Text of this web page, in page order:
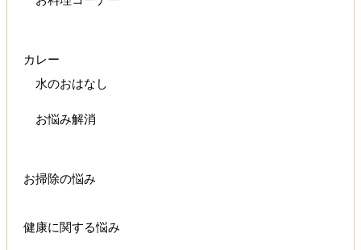
カレー
水のおはなし
お悩み解消
お掃除の悩み
健康に関する悩み